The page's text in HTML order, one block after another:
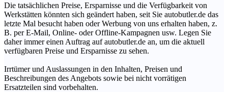
Die tatsächlichen Preise, Ersparnisse und die Verfügbarkeit von
Werkstätten könnten sich geändert haben, seit Sie autobutler.de das
letzte Mal besucht haben oder Werbung von uns erhalten haben, z.
B. per E-Mail, Online- oder Offline-Kampagnen usw. Legen Sie
daher immer einen Auftrag auf autobutler.de an, um die aktuell
verfügbaren Preise und Ersparnisse zu sehen.
Irrtümer und Auslassungen in den Inhalten, Preisen und
Beschreibungen des Angebots sowie bei nicht vorrätigen
Ersatzteilen sind vorbehalten.